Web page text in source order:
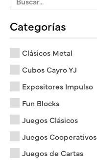
Categorías
Clásicos Metal
Cubos Cayro YJ
Expositores Impulso
Fun Blocks
Juegos Clásicos
Juegos Cooperativos
Juegos de Cartas